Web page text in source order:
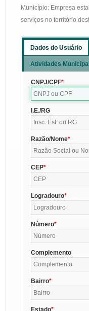
Município: Empresa
serviços no território
Dados do Usuário
Atividades
CNPJ/CPF
I.E./RG
Razão/Nome
CEP
Logradouro
Número
Complemento
Bairro
Estado